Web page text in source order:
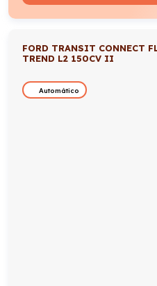
FORD TRANSIT CONNECT
TREND L2 150CV II
Automático